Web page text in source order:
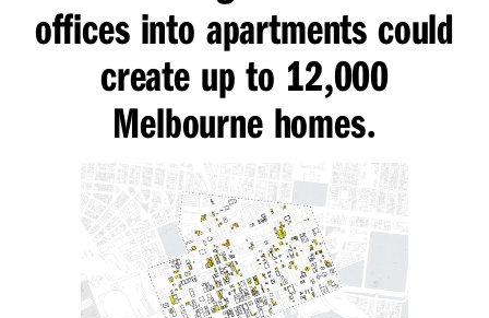
offices into apartments could
create up to 12,000
Melbourne homes.